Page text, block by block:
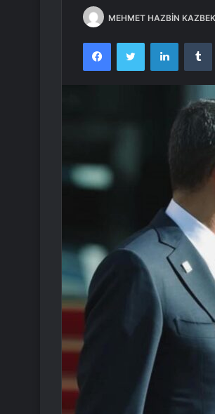
MEHMET HAZBİN KAZBEK
FacebookTwitter LinkedIn